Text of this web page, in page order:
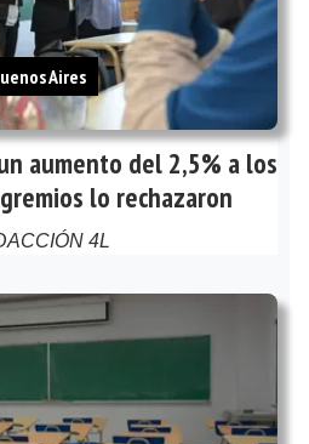
aumento del 2,5% a los
lo rechazaron
4L
Aires